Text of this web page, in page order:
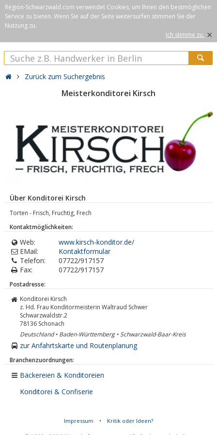
Region-Schwarzwald.com verwendet Cookies, um Ihnen den bestmöglichen
Service zu bieten. Wenn Sie auf der Seite weitersurfen stimmen Sie der
Nutzung zu.
Ich stimme zu. ×
Zurück zum Suchergebnis
Meisterkonditorei Kirsch
Über Konditorei Kirsch
Torten - Frisch, Fruchtig, Frech
Kontaktmöglichkeiten:
Web:
www.kirsch-konditor.de/
EMail:
Kontaktformular
Telefon:
07722/917157
Fax:
07722/917157
Postadresse:
Konditorei Kirsch
z. Hd. Frau Konditormeisterin Waltraud Schwer
Schwarzwaldstr.2
78136 Schonach
Deutschland • Baden-Württemberg • Schwarzwald-Baar-Kreis
zur Anfahrtskarte und Routenplanung
Branchenzuordnungen:
Bäckereien & Konditoreien
Konditorei & Confiserie
Impressum • Kritik oder Ideen?